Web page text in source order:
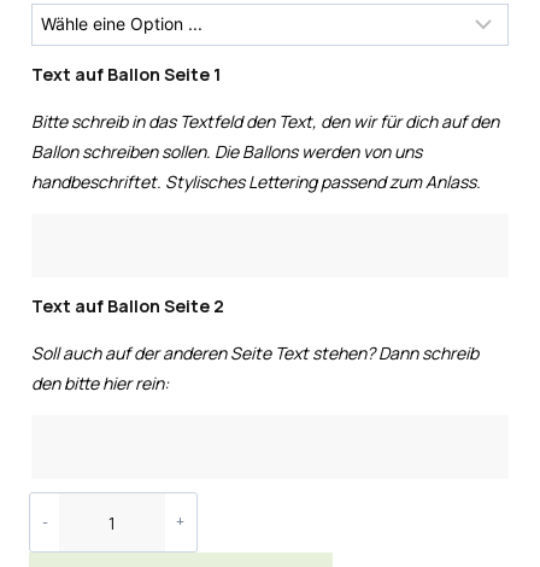
Text auf Ballon Seite 1
Bitte schreib in das Textfeld den Text, den wir für dich auf den
Ballon schreiben sollen. Die Ballons werden von uns
handbeschriftet. Stylisches Lettering passend zum Anlass.
Text auf Ballon Seite 2
Soll auch auf der anderen Seite Text stehen? Dann schreib
den bitte hier rein: